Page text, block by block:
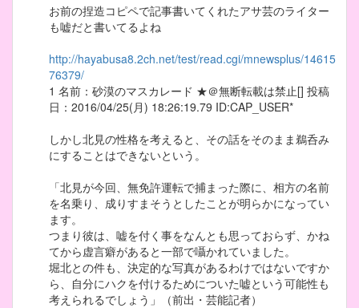
お前の捏造コピペで記事書いてくれたアサ芸のライター
も嘘だと書いてるよね
http://hayabusa8.2ch.net/test/read.cgi/mnewsplus/14615
76379/
1 名前：砂漠のマスカレード ★＠無断転載は禁止[] 投稿
日：2016/04/25(月) 18:26:19.79 ID:CAP_USER*
しかし北見の性格を考えると、その話をそのまま鵜呑み
にすることはできないという。
「北見が今回、無免許運転で捕まった際に、相方の名前
を名乗り、成りすまそうとしたことが明らかになってい
ます。
つまり彼は、嘘を付く事をなんとも思っておらず、かね
てから虚言癖があると一部で囁かれていました。
堀北との件も、決定的な写真があるわけではないですか
ら、自分にハクを付けるためについた嘘という可能性も
考えられるでしょう」（前出・芸能記者）